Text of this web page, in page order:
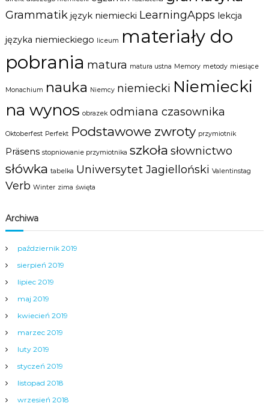
Grammatik język niemiecki LearningApps lekcja
języka niemieckiego liceum
materiały do
pobrania matura matura ustna Memory metody miesiące
Monachium nauka Niemcy niemiecki Niemiecki
na wynos obrazek odmiana czasownika
Oktoberfest Perfekt Podstawowe zwroty przymiotnik
Präsens stopniowanie przymiotnika szkoła słownictwo
słówka tabelka Uniwersytet Jagielloński Valentinstag
Verb Winter zima święta
Archiwa
październik 2019
sierpień 2019
lipiec 2019
maj 2019
kwiecień 2019
marzec 2019
luty 2019
styczeń 2019
listopad 2018
wrzesień 2018